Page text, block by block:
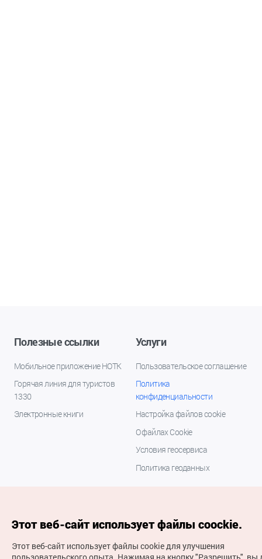
Полезные ссылки
Мобильное приложение НОТК
Горячая линия для туристов
1330
Электронные книги
Услуги
Пользовательское соглашение
Политика
конфиденциальности
Настройка файлов cookie
О файлах Cookie
Условия геосервиса
Политика геоданных
Этот веб-сайт использует файлы coockie.
Этот веб-сайт использует файлы cookie для улучшения